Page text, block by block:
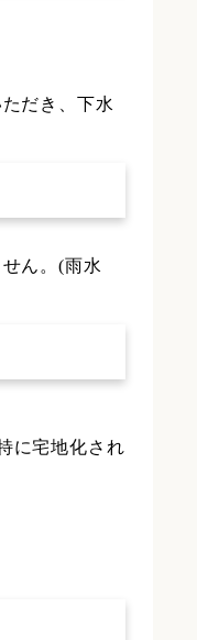
だき、下水
ん。(雨水
に宅地化され